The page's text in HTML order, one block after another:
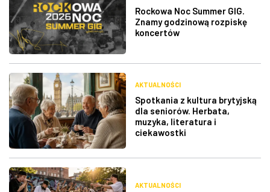
Rockowa Noc Summer GIG.
Znamy godzinową rozpiskę
koncertów
AKTUALNOŚCI
Spotkania z kultura brytyjską
dla seniorów. Herbata,
muzyka, literatura i
ciekawostki
AKTUALNOŚCI